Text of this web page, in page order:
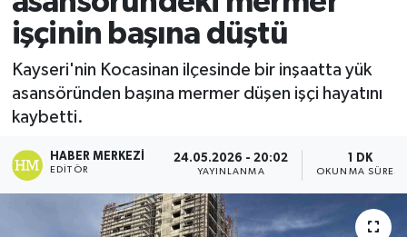
işçinin başına düştü
Kayseri'nin Kocasinan ilçesinde bir inşaatta yük
asansöründen başına mermer düşen işçi hayatını
kaybetti.
HABER MERKEZI
EDITÖR
24.05.2026 - 20:02
YAYINLANMA
1 DK
OKUNMA SÜRESI
Ekonomi
Sağlık
Tokat Haber